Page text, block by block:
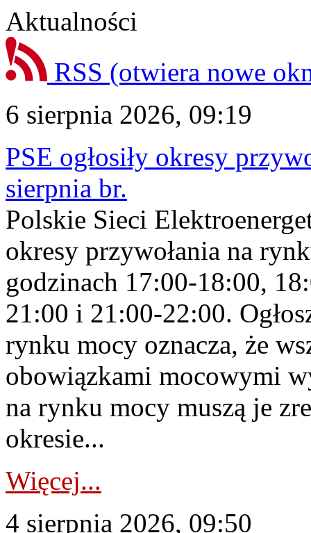
Aktualności
RSS (otwiera nowe
6 sierpnia 2026, 09:19
PSE ogłosiły okresy
sierpnia br.
Polskie Sieci
okresy przywołania na
godzinach 17:00-18:00,
21:00 i 21:00-22:00.
rynku mocy oznacza, że
obowiązkami mocowymi
na rynku mocy muszą je
okresie...
Więcej...
4 sierpnia 2026, 09:50